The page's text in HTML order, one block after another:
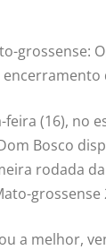
ai
l
at
s
p
p
ss
e
g
er
grossense:
feira (16), no
Bosco
rodada da
grossense
a melhor,